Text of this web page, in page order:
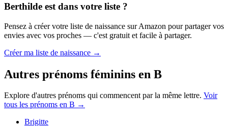
Berthilde est dans votre liste ?
Pensez à créer votre liste de naissance sur Amazon pour partager vos
envies avec vos proches — c'est gratuit et facile à partager.
Créer ma liste de naissance →
Autres prénoms féminins en B
Explore d'autres prénoms qui commencent par la même lettre. Voir
tous les prénoms en B →
Brigitte